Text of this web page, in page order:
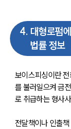
4. 대형로펌
법률 정보
보이스피싱이란
를 불러일으켜 금
로 취급하는 형사
전달책이나 인출